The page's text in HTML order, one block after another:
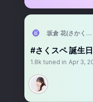
坂倉 花(さかくら
#さくスペ 誕生
1.8k tuned in Apr 3,